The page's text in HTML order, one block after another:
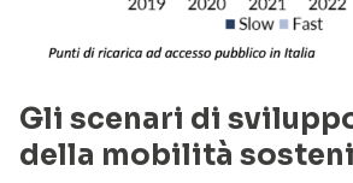
Gli scenari di
della mobilità